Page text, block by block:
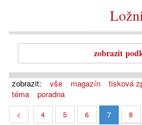
zobrazit
zobrazit: vše magazín tisková
téma
poradna
< 4 5 6 7 8